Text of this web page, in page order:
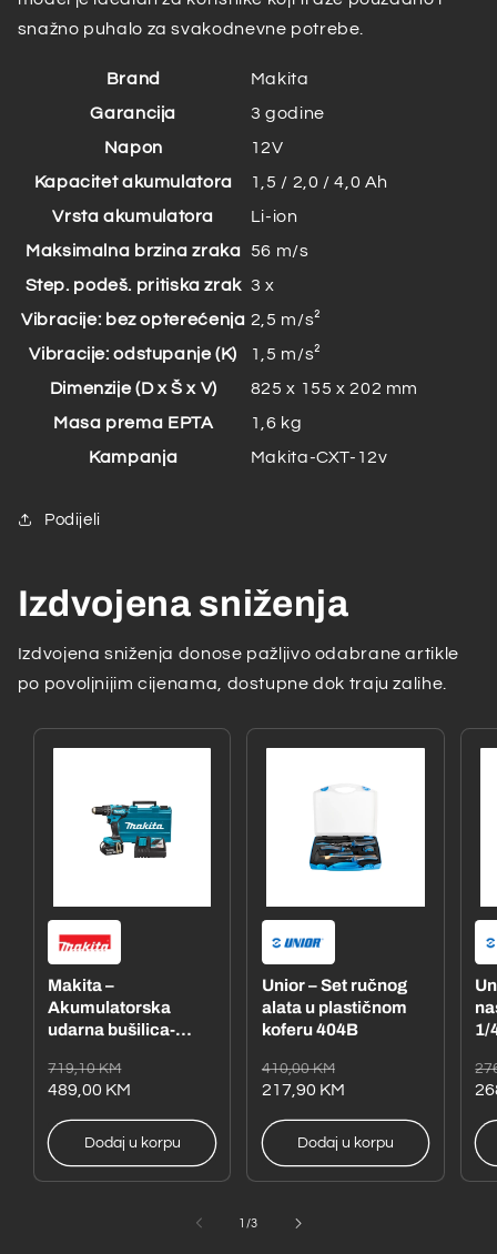
snažno puhalo za svakodnevne potrebe.
Brand
Makita
Garancija
3 godine
Napon
12V
Kapacitet akumulatora
1,5 / 2,0 / 4,0 Ah
Vrsta akumulatora
Li-ion
Maksimalna brzina zraka 56 m/s
Step. podeš. pritiska zrak 3 x
Vibracije: bez opterećenja 2,5 m/s²
Vibracije: odstupanje (K)
1,5 m/s²
Dimenzije (D x Š x V)
825 x 155 x 202 mm
Masa prema EPTA
1,6 kg
Kampanja
Makita-CXT-12v
Podijeli
Izdvojena sniženja
Izdvojena sniženja donose pažljivo odabrane artikle
po povoljnijim cijenama, dostupne dok traju zalihe.
Makita –
Akumulatorska
udarna bušilica-
DHP485RFE1
Redovna
cijena
719,10 KM
Akcijska
cijena
489,00 KM
Dodaj u korpu
Unior – Set ručnog
alata u plastičnom
koferu 404B
Redovna
cijena
410,00 KM
Akcijska
cijena
217,90 KM
Dodaj u korpu
1/
1 /od
3